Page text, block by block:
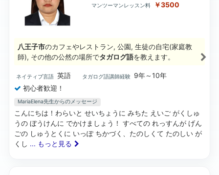
マンツーマンレッスン料 ￥3500
八王子市のカフェやレストラン, 公園, 生徒の自宅(家庭教
師), その他の公然の場所でタガログ語を教えます。
ネイティブ言語 英語 タガログ語講師経験
9年～10年
初心者歓迎！
MariaElena先生からのメッセージ
こんにちは！わらいと せいちょうに みちた えいご がくしゅ
うの ぼうけんに でかけましょう！ すべての れっすんが げん
ごの しゅうとくに いっぽ ちかづく、たのしくて たのしい が
くし ... もっと見る